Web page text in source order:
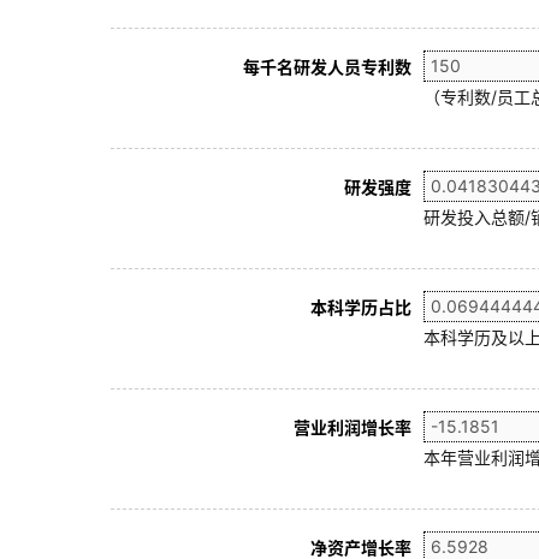
每千名研发人员专利数
（专利数/员
研发强度
研发投入总额/
本科学历占比
本科学历及以
营业利润增长率
本年营业利润
净资产增长率